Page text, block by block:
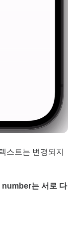
스트는 변경되지
는 서로 다